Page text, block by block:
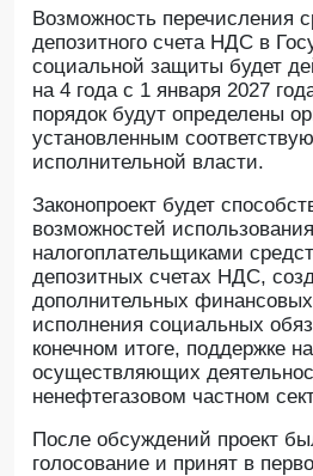
Возможность перечисления
депозитного счета НДС в
социальной защиты будет
на 4 года с 1 января 2027
порядок будут определены
установленным
исполнительной власти.
Законопроект будет
возможностей использования
налогоплательщиками
депозитных счетах НДС,
дополнительных
исполнения социальных
конечном итоге, поддержке
осуществляющих
ненефтегазовом частном
После обсуждений проект
голосование и принят в